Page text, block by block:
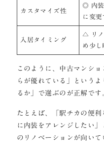
カスタマイズ性
◎ 内装
に変更
入居タイミング
△ リノ
め少し
このように、中古マンシ
らが優れている」という
るか」で選ぶのが正解です
たとえば、「駅チカの便
に内装をアレンジしたい
のリノベーションが向いて